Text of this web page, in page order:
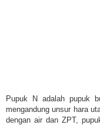
Pupuk N adalah pupuk
mengandung unsur hara
dengan air dan ZPT,